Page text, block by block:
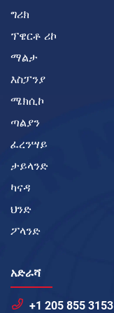
ግሪክ
ፕዌርቶ ሪኮ
ማልታ
እስፓንያ
ሜክሲኮ
ጣልያን
ፈረንሣይ
ታይላንድ
ካናዳ
ህንድ
ፖላንድ
አድራሻ
+1 205 855 3153